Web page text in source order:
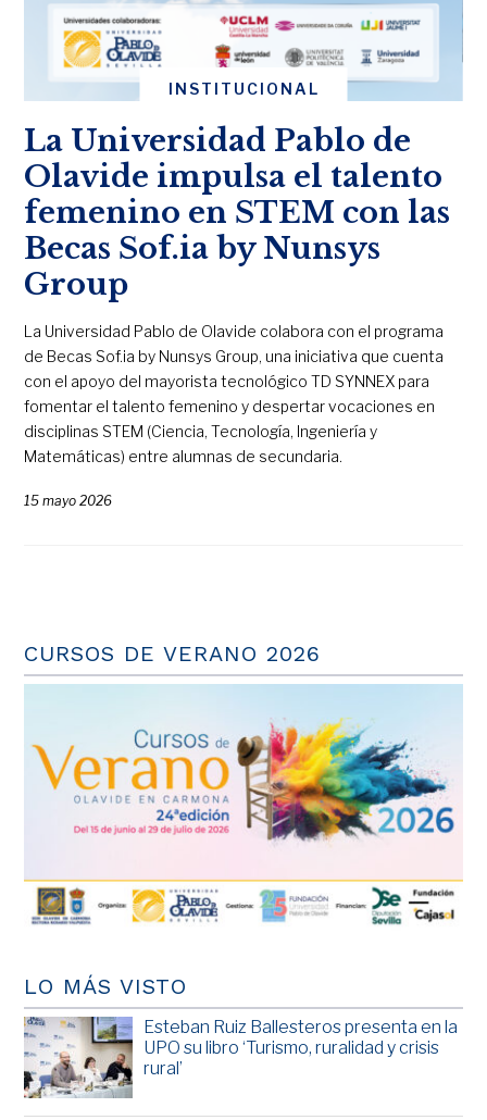
INSTITUCIONAL
La Universidad Pablo de
Olavide impulsa el talento
femenino en STEM con las
Becas Sof.ia by Nunsys
Group
La Universidad Pablo de Olavide colabora con el programa
de Becas Sof.ia by Nunsys Group, una iniciativa que cuenta
con el apoyo del mayorista tecnológico TD SYNNEX para
fomentar el talento femenino y despertar vocaciones en
disciplinas STEM (Ciencia, Tecnología, Ingeniería y
Matemáticas) entre alumnas de secundaria.
15 mayo 2026
CURSOS DE VERANO 2026
LO MÁS VISTO
Esteban Ruiz Ballesteros presenta en la
UPO su libro ‘Turismo, ruralidad y crisis
rural’